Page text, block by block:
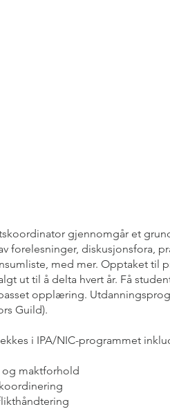
gjennomgår et
forelesninger, diskusjonsfora,
med mer. Opptaket til
ut til å delta hvert år. Få
opplæring.
Guild).
i IPA/NIC-programmet
og maktforhold